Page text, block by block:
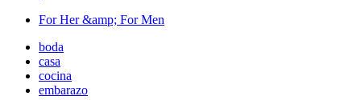
For Her &amp; For Men
boda
casa
cocina
embarazo